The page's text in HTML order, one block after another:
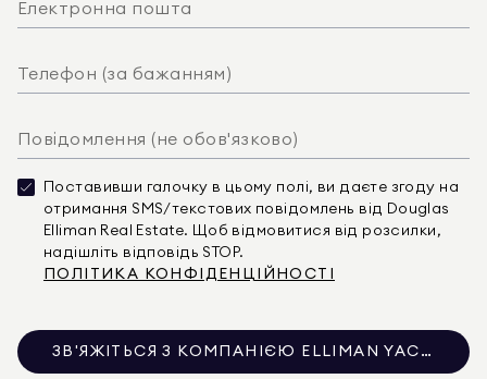
Поставивши галочку в цьому полі, ви даєте згоду на
отримання SMS/текстових повідомлень від Douglas
Elliman Real Estate. Щоб відмовитися від розсилки,
надішліть відповідь STOP.
ПОЛІТИКА КОНФІДЕНЦІЙНОСТІ
ЗВ'ЯЖІТЬСЯ З КОМПАНІЄЮ ELLIMAN YACHTS